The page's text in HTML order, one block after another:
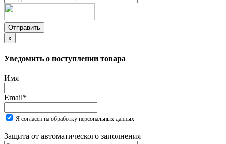
Отправить
x
Уведомить о поступлении товара
Имя
Email*
Я согласен на обработку персональных данных
Защита от автоматического заполнения